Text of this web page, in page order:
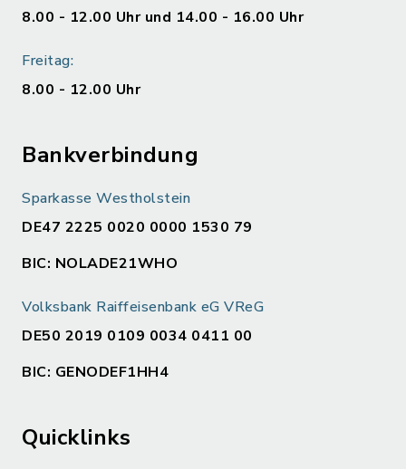
8.00 - 12.00 Uhr und 14.00 - 16.00 Uhr
Freitag:
8.00 - 12.00 Uhr
Bankverbindung
Sparkasse Westholstein
DE47 2225 0020 0000 1530 79
BIC: NOLADE21WHO
Volksbank Raiffeisenbank eG VReG
DE50 2019 0109 0034 0411 00
BIC: GENODEF1HH4
Quicklinks